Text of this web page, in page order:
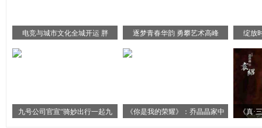
电竞与城市文化全城开运 胖 逐梦青春华韵 勇攀艺术高峰 绽放
九号公司官宣“骑妙出行一起九 《你是我的荣耀》：乔晶晶家中 《真·